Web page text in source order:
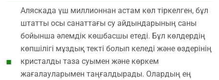
Аляскада үш миллионнан астам көл тіркелген, бұл
штатты осы санаттағы су айдындарының саны
бойынша әлемдік көшбасшы етеді. Бұл көлдердің
көпшілігі мұздық текті болып келеді және өздерінің
кристалды таза суымен және көркем
жағалауларымен таңғалдырады. Олардың ең